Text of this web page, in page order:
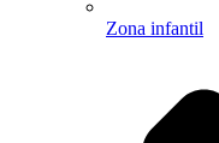
Zona infantil